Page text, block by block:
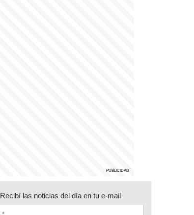
Recibí las noticias del día en tu e-mail